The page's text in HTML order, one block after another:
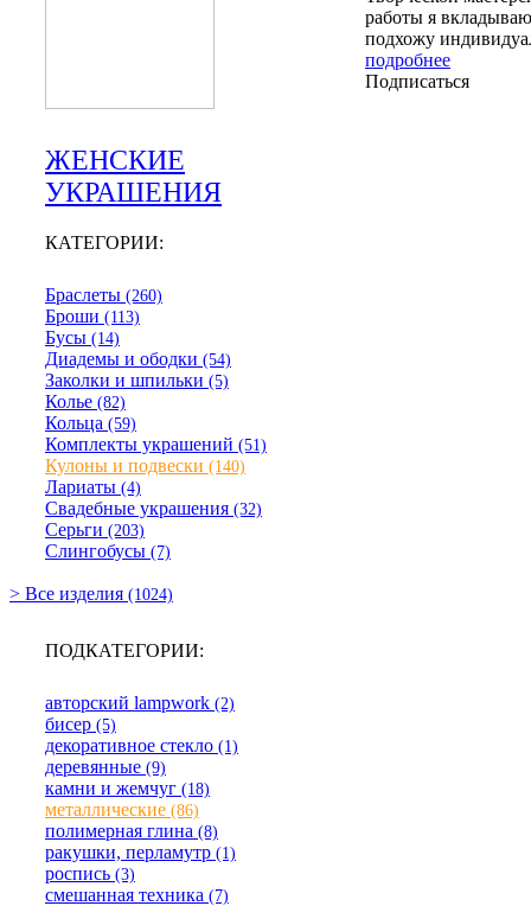
ЖЕНСКИЕ
УКРАШЕНИЯ
КАТЕГОРИИ:
Браслеты (260)
Броши (113)
Бусы (14)
Диадемы и ободки (54)
Заколки и шпильки (5)
Колье (82)
Кольца (59)
Комплекты украшений (51)
Кулоны и подвески (140)
Лариаты (4)
Свадебные украшения (32)
Серьги (203)
Слингобусы (7)
> Все изделия (1024)
ПОДКАТЕГОРИИ:
авторский lampwork (2)
бисер (5)
декоративное стекло (1)
деревянные (9)
камни и жемчуг (18)
металлические (86)
полимерная глина (8)
ракушки, перламутр (1)
роспись (3)
смешанная техника (7)
работы я
подхожу
подробнее
Подписаться